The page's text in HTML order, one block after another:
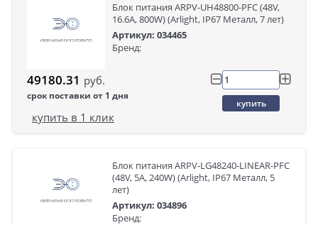
Блок питания ARPV-UH48800-PFC (48V,
16.6A, 800W) (Arlight, IP67 Металл, 7 лет)
Артикул: 034465
Бренд:
49180.31 руб.
срок поставки от 1 дня
купить
купить в 1 клик
Блок питания ARPV-LG48240-LINEAR-PFC
(48V, 5A, 240W) (Arlight, IP67 Металл, 5
лет)
Артикул: 034896
Бренд: